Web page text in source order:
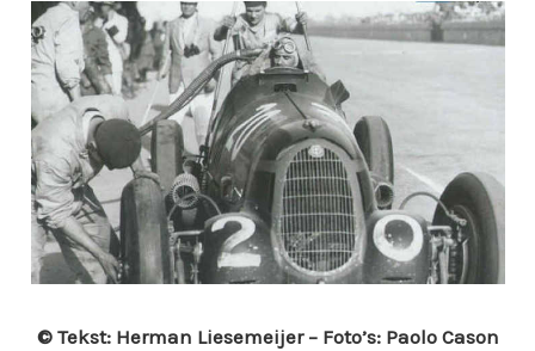
© Tekst: Herman Liesemeijer – Foto’s: Paolo Cason